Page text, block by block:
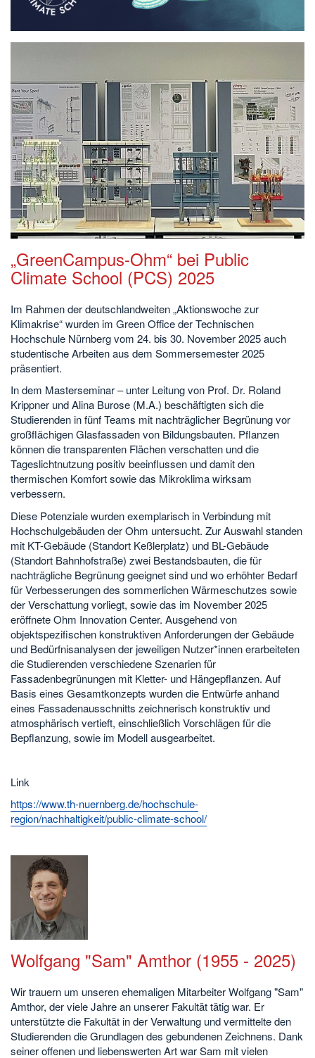
„GreenCampus-Ohm“ bei Public
Climate School (PCS) 2025
Im Rahmen der deutschlandweiten „Aktionswoche zur
Klimakrise“ wurden im Green Office der Technischen
Hochschule Nürnberg vom 24. bis 30. November 2025 auch
studentische Arbeiten aus dem Sommersemester 2025
präsentiert.
In dem Masterseminar – unter Leitung von Prof. Dr. Roland
Krippner und Alina Burose (M.A.) beschäftigten sich die
Studierenden in fünf Teams mit nachträglicher Begrünung vor
großflächigen Glasfassaden von Bildungsbauten. Pflanzen
können die transparenten Flächen verschatten und die
Tageslichtnutzung positiv beeinflussen und damit den
thermischen Komfort sowie das Mikroklima wirksam
verbessern.
Diese Potenziale wurden exemplarisch in Verbindung mit
Hochschulgebäuden der Ohm untersucht. Zur Auswahl standen
mit KT-Gebäude (Standort Keßlerplatz) und BL-Gebäude
(Standort Bahnhofstraße) zwei Bestandsbauten, die für
nachträgliche Begrünung geeignet sind und wo erhöhter Bedarf
für Verbesserungen des sommerlichen Wärmeschutzes sowie
der Verschattung vorliegt, sowie das im November 2025
eröffnete Ohm Innovation Center. Ausgehend von
objektspezifischen konstruktiven Anforderungen der Gebäude
und Bedürfnisanalysen der jeweiligen Nutzer*innen erarbeiteten
die Studierenden verschiedene Szenarien für
Fassadenbegrünungen mit Kletter- und Hängepflanzen. Auf
Basis eines Gesamtkonzepts wurden die Entwürfe anhand
eines Fassadenausschnitts zeichnerisch konstruktiv und
atmosphärisch vertieft, einschließlich Vorschlägen für die
Bepflanzung, sowie im Modell ausgearbeitet.
Link
https://www.th-nuernberg.de/hochschule-
region/nachhaltigkeit/public-climate-school/
Wolfgang "Sam" Amthor (1955 - 2025)
Wir trauern um unseren ehemaligen Mitarbeiter Wolfgang "Sam"
Amthor, der viele Jahre an unserer Fakultät tätig war. Er
unterstützte die Fakultät in der Verwaltung und vermittelte den
Studierenden die Grundlagen des gebundenen Zeichnens. Dank
seiner offenen und liebenswerten Art war Sam mit vielen